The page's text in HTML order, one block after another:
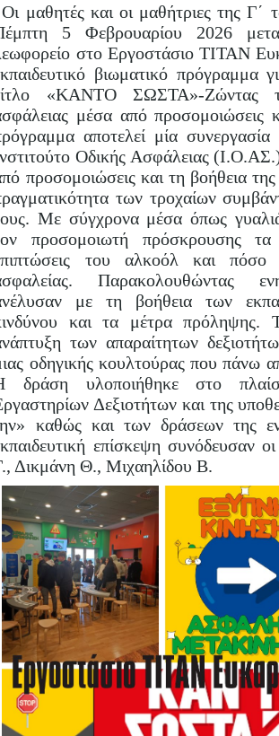
Οι μαθητές και οι μαθήτριες της Γ΄
5 Φεβρουαρίου 2026
στο Εργοστάσιο ΤΙΤΑΝ
βιωματικό πρόγραμμα
«ΚΑΝΤΟ ΣΩΣΤΑ»-Ζώντας
μέσα από προσομοιώσεις
αποτελεί μία
Οδικής Ασφάλειας
προσομοιώσεις και τη βοήθεια
των τροχαίων
Με σύγχρονα μέσα όπως
προσομοιωτή πρόσκρουσης τα
του αλκοόλ και πόσο
Παρακολουθώντας
με τη βοήθεια των
και τα μέτρα πρόληψης.
των απαραίτητων
οδηγικής κουλτούρας που πάνω
δράση υλοποιήθηκε στο
Δεξιοτήτων και της
καθώς και των δράσεων της
επίσκεψη συνόδευσαν
Δικμάνη Θ., Μιχαηλίδου Β.